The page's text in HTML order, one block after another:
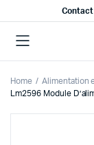
Contact
Home Alimentation
Lm2596 Module